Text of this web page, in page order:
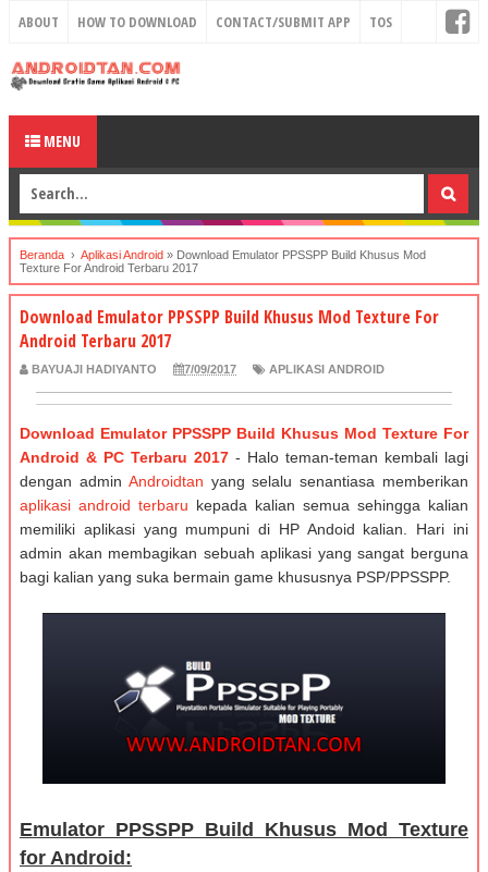
ABOUT HOW TO DOWNLOAD CONTACT/SUBMIT APP TOS
MENU
Beranda › Aplikasi Android » Download Emulator PPSSPP Build Khusus Mod
Texture For Android Terbaru 2017
Download Emulator PPSSPP Build Khusus Mod Texture For
Android Terbaru 2017
BAYUAJI HADIYANTO 7/09/2017 APLIKASI ANDROID
Download Emulator PPSSPP Build Khusus Mod Texture For
Android & PC Terbaru 2017 - Halo teman-teman kembali lagi
dengan admin Androidtan yang selalu senantiasa memberikan
aplikasi android terbaru kepada kalian semua sehingga kalian
memiliki aplikasi yang mumpuni di HP Andoid kalian. Hari ini
admin akan membagikan sebuah aplikasi yang sangat berguna
bagi kalian yang suka bermain game khususnya PSP/PPSSPP.
Emulator PPSSPP Build Khusus Mod Texture
for Android: